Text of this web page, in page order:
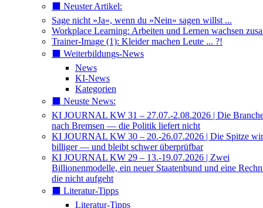
⬛️ Neuster Artikel:
Sage nicht »Ja«, wenn du »Nein« sagen willst ...
Workplace Learning: Arbeiten und Lernen wachsen
Trainer-Image (1): Kleider machen Leute ... ?!
⬛️ Weiterbildungs-News
News
KI-News
Kategorien
⬛️ Neuste News:
KI JOURNAL KW 31 – 27.07.-2.08.2026 | Die
nach Bremsen — die Politik liefert nicht
KI JOURNAL KW 30 – 20.-26.07.2026 | Die Spitze
billiger — und bleibt schwer überprüfbar
KI JOURNAL KW 29 – 13.-19.07.2026 | Zwei
Billionenmodelle, ein neuer Staatenbund und eine
die nicht aufgeht
⬛️ Literatur-Tipps
Literatur-Tipps